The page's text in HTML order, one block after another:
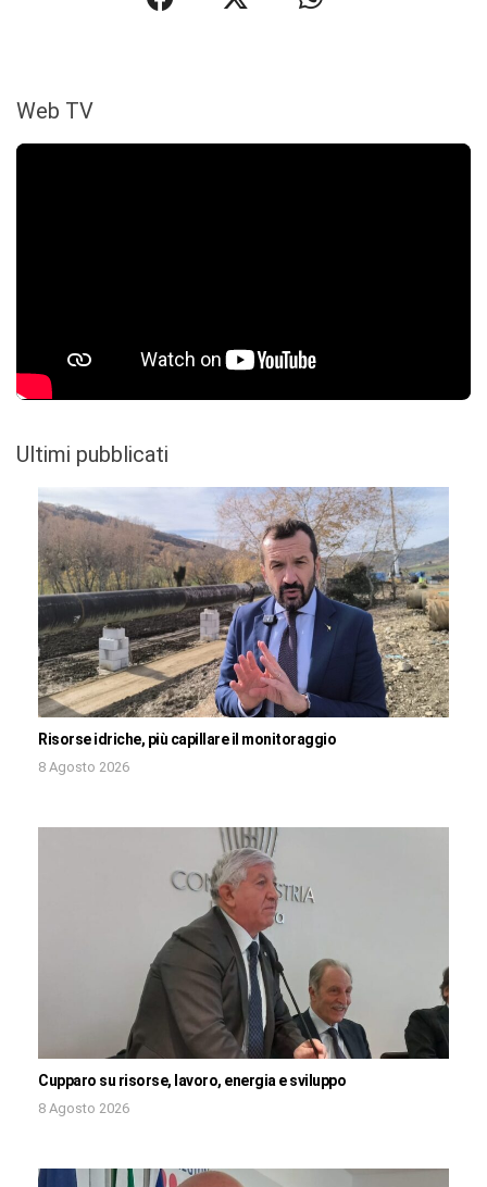
Web TV
Ultimi pubblicati
Risorse idriche, più capillare il monitoraggio
8 Agosto 2026
Cupparo su risorse, lavoro, energia e sviluppo
8 Agosto 2026